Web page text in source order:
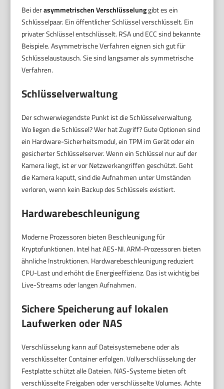
Bei derasymmetrischen Verschlüsselunggibt es ein
Schlüsselpaar. Ein öffentlicher Schlüssel verschlüsselt. Ein
privater Schlüssel entschlüsselt. RSA und ECC sind bekannte
Beispiele. Asymmetrische Verfahren eignen sich gut für
Schlüsselaustausch. Sie sind langsamer als symmetrische
Verfahren.
Schlüsselverwaltung
Der schwerwiegendste Punkt ist die Schlüsselverwaltung.
Wo liegen die Schlüssel? Wer hat Zugriff? Gute Optionen sind
ein Hardware-Sicherheitsmodul, ein TPM im Gerät oder ein
gesicherter Schlüsselserver. Wenn ein Schlüssel nur auf der
Kamera liegt, ist er vor Netzwerkangriffen geschützt. Geht
die Kamera kaputt, sind die Aufnahmen unter Umständen
verloren, wenn kein Backup des Schlüssels existiert.
Hardwarebeschleunigung
Moderne Prozessoren bieten Beschleunigung für
Kryptofunktionen. Intel hat AES-NI. ARM-Prozessoren bieten
ähnliche Instruktionen. Hardwarebeschleunigung reduziert
CPU-Last und erhöht die Energieeffizienz. Das ist wichtig bei
Live-Streams oder langen Aufnahmen.
Sichere Speicherung auf lokalen
Laufwerken oder NAS
Verschlüsselung kann auf Dateisystemebene oder als
verschlüsselter Container erfolgen. Vollverschlüsselung der
Festplatte schützt alle Dateien. NAS-Systeme bieten oft
verschlüsselte Freigaben oder verschlüsselte Volumes. Achte